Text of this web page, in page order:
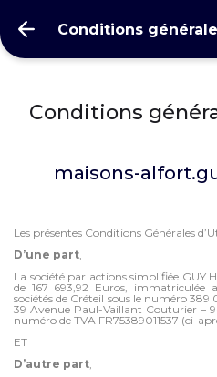
Conditions
Conditions
maisons-
Les présentes Conditions Générales
D’une part,
La société par actions simplifiée GUY
de 167 693,92 Euros, immatriculée
sociétés de Créteil sous le numéro 389
39 Avenue Paul-Vaillant Couturier –
numéro de TVA FR75389011537 (ci-
ET
D’autre part,